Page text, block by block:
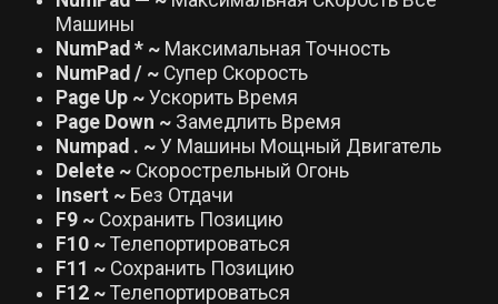
Машины
NumPad * ~ Максимальная Точность
NumPad / ~ Супер Скорость
Page Up ~ Ускорить Время
Page Down ~ Замедлить Время
Numpad . ~ У Машины Мощный Двигатель
Delete ~ Скорострельный Огонь
Insert ~ Без Отдачи
F9 ~ Сохранить Позицию
F10 ~ Телепортироваться
F11 ~ Сохранить Позицию
F12 ~ Телепортироваться